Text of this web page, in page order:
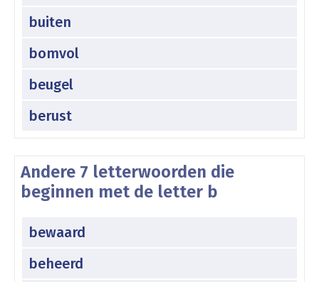
buiten
bomvol
beugel
berust
Andere 7 letterwoorden die
beginnen met de letter b
bewaard
beheerd